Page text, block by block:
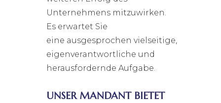
Unternehmens mitzuwirken.
Es erwartet Sie
eine ausgesprochen vielseitige,
eigenverantwortliche und
herausfordernde Aufgabe.
UNSER MANDANT BIETET